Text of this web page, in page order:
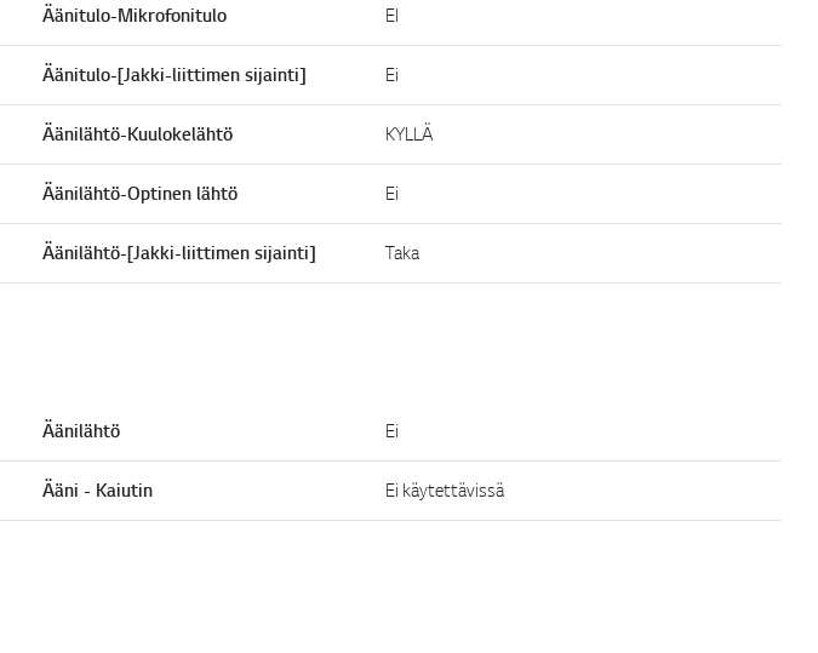
Äänitulo-Mikrofonitulo EI
Äänitulo-[Jakki-liittimen sijainti] Ei
Äänilähtö-Kuulokelähtö KYLLÄ
Äänilähtö-Optinen lähtö Ei
Äänilähtö-[Jakki-liittimen sijainti] Taka
Äänilähtö Ei
Ääni - Kaiutin Ei käytettävissä